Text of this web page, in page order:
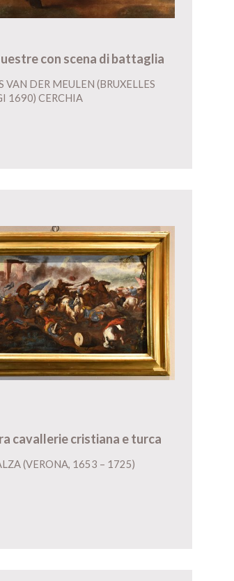
con scena di battaglia
VAN DER MEULEN (BRUXELLES
1690) CERCHIA
cavallerie cristiana e turca
(VERONA, 1653 – 1725)